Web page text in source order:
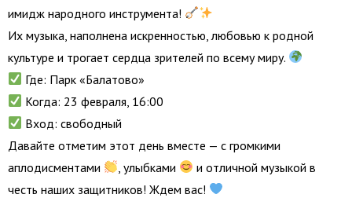
имидж народного инструмента!
Их музыка, наполнена искренностью, любовью к родной
культуре и трогает сердца зрителей по всему миру.
Где: Парк «Балатово»
Когда: 23 февраля, 16:00
Вход: свободный
Давайте отметим этот день вместе — с громкими
аплодисментами
, улыбками
и отличной музыкой в
честь наших защитников! Ждем вас!